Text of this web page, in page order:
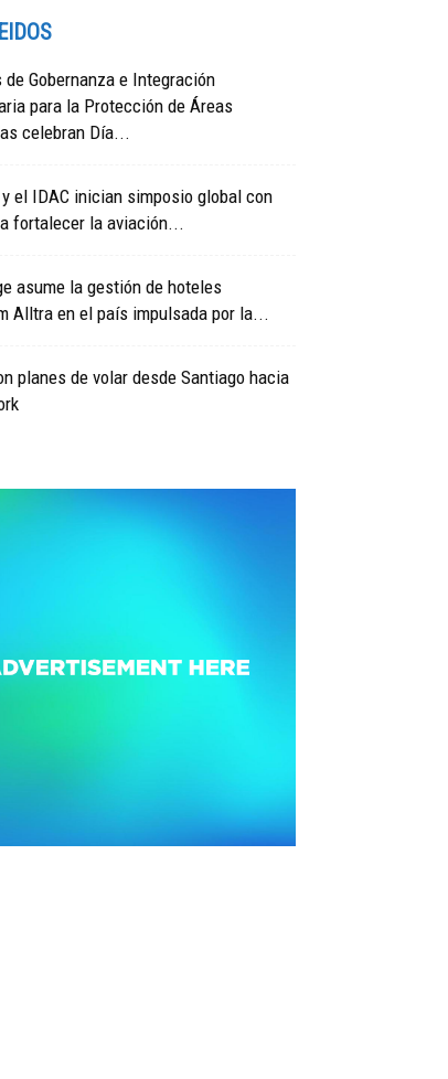
Gobernanza e Integración
para la Protección de Áreas
celebran Día...
y el IDAC inician simposio global con
fortalecer la aviación...
asume la gestión de hoteles
Alltra en el país impulsada por la...
planes de volar desde Santiago hacia